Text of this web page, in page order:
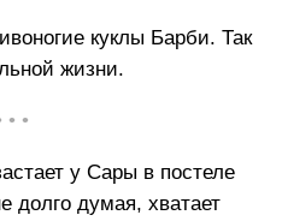
куклы Барби. Так
жизни.
• •
у Сары в постеле
долго думая, хватает